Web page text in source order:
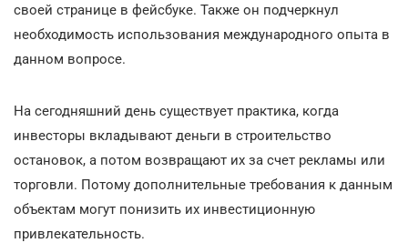
своей странице в фейсбуке. Также он подчеркнул
необходимость использования международного опыта в
данном вопросе.
На сегодняшний день существует практика, когда
инвесторы вкладывают деньги в строительство
остановок, а потом возвращают их за счет рекламы или
торговли. Потому дополнительные требования к данным
объектам могут понизить их инвестиционную
привлекательность.